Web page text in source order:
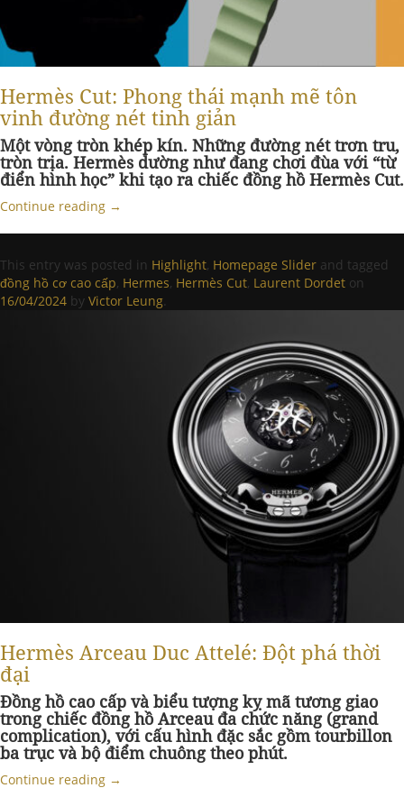
Hermès Cut: Phong thái mạnh mẽ tôn
vinh đường nét tinh giản
Một vòng tròn khép kín. Những đường nét trơn tru,
tròn trịa. Hermès dường như đang chơi đùa với “từ
điển hình học” khi tạo ra chiếc đồng hồ Hermès Cut.
Continue reading →
This entry was posted in Highlight, Homepage Slider and tagged
đồng hồ cơ cao cấp, Hermes, Hermès Cut, Laurent Dordet on
16/04/2024 by Victor Leung.
Hermès Arceau Duc Attelé: Đột phá thời
đại
Đồng hồ cao cấp và biểu tượng kỵ mã tương giao
trong chiếc đồng hồ Arceau đa chức năng (grand
complication), với cấu hình đặc sắc gồm tourbillon
ba trục và bộ điểm chuông theo phút.
Continue reading →